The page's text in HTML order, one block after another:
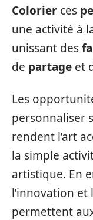
Colorier ces
une activité à
unissant des
de partage et
Les
personnaliser
rendent l’art
la simple
artistique. En
l’innovation et
permettent